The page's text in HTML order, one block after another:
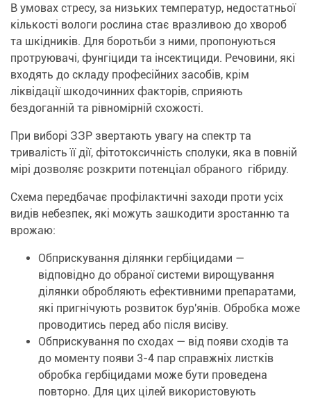
В умовах стресу, за низьких температур, недостатньої
кількості вологи рослина стає вразливою до хвороб
та шкідників. Для боротьби з ними, пропонуються
протруювачі, фунгіциди та інсектициди. Речовини, які
входять до складу професійних засобів, крім
ліквідації шкодочинних факторів, сприяють
бездоганній та рівномірній схожості.
При виборі ЗЗР звертають увагу на спектр та
тривалість її дії, фітотоксичність сполуки, яка в повній
мірі дозволяє розкрити потенціал обраного гібриду.
Схема передбачає профілактичні заходи проти усіх
видів небезпек, які можуть зашкодити зростанню та
врожаю:
Обприскування ділянки гербіцидами —
відповідно до обраної системи вирощування
ділянки обробляють ефективними препаратами,
які пригнічують розвиток бур'янів. Обробка може
проводитись перед або після висіву.
Обприскування по сходах — від появи сходів та
до моменту появи 3-4 пар справжніх листків
обробка гербіцидами може бути проведена
повторно. Для цих цілей використовують